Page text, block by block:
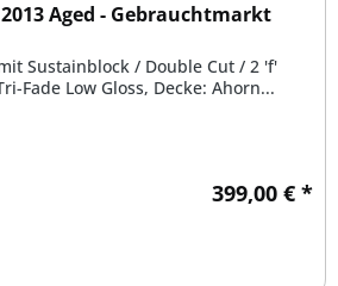
2013 Aged - Gebrauchtmarkt
Sustainblock / Double Cut / 2 'f'
Fade Low Gloss, Decke: Ahorn...
399,00 € *